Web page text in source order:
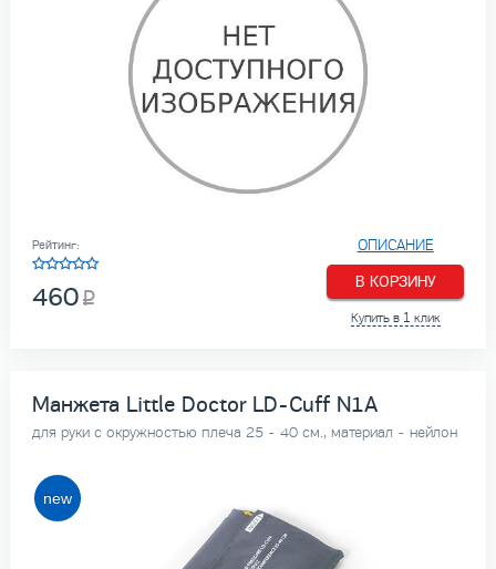
ОПИСАНИЕ
В КОРЗИНУ
Купить в 1 клик
Рейтинг:
460
Манжета Little Doctor LD-Cuff N1A
для руки с окружностью плеча 25 - 40 см., материал - нейлон